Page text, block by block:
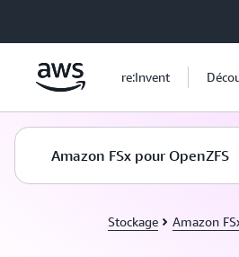
re:Invent
Amazon FSx pour OpenZFS
Stockage Amazon